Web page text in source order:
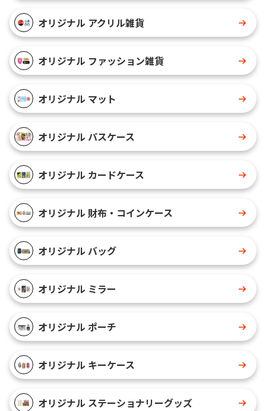
オリジナル アクリル雑貨
オリジナル ファッション雑貨
オリジナル マット
オリジナル パスケース
オリジナル カードケース
オリジナル 財布・コインケース
オリジナル バッグ
オリジナル ミラー
オリジナル ポーチ
オリジナル キーケース
オリジナル ステーショナリーグッズ